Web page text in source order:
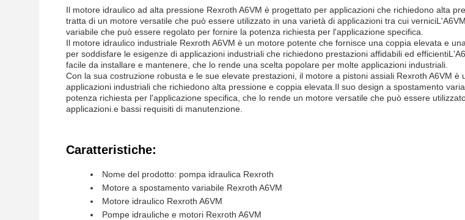
Il motore idraulico ad alta pressione Rexroth A6VM è progettato per applicazioni che richiedono alta
tratta di un motore versatile che può essere utilizzato in una varietà di applicazioni tra cui
variabile che può essere regolato per fornire la potenza richiesta per l'applicazione specifica.
Il motore idraulico industriale Rexroth A6VM è un motore potente che fornisce una coppia elevata e
per soddisfare le esigenze di applicazioni industriali che richiedono prestazioni affidabili ed
facile da installare e mantenere, che lo rende una scelta popolare per molte applicazioni industriali.
Con la sua costruzione robusta e le sue elevate prestazioni, il motore a pistoni assiali Rexroth A6VM è
applicazioni industriali che richiedono alta pressione e coppia elevata.Il suo design a spostamento
potenza richiesta per l'applicazione specifica, che lo rende un motore versatile che può essere
applicazioni.e bassi requisiti di manutenzione.
Caratteristiche:
Nome del prodotto: pompa idraulica Rexroth
Motore a spostamento variabile Rexroth A6VM
Motore idraulico Rexroth A6VM
Pompe idrauliche e motori Rexroth A6VM